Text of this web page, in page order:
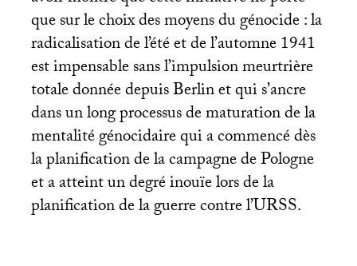
que sur le choix des moyens du génocide : la
radicalisation de l’été et de l’automne 1941
est impensable sans l’impulsion meurtrière
totale donnée depuis Berlin et qui s’ancre
dans un long processus de maturation de la
mentalité génocidaire qui a commencé dès
la planification de la campagne de Pologne
et a atteint un degré inouïe lors de la
planification de la guerre contre l’URSS.